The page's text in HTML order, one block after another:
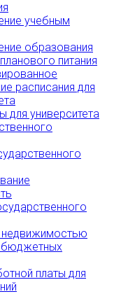
учебным
образования
питания
расписания для
для университета
недвижимостью
бюджетных
платы для